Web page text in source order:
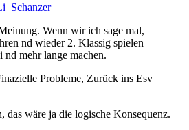
Wenn wir ich sage mal,
nd wieder 2. Klassig spielen
mehr lange machen.
Probleme, Zurück ins Esv
das wäre ja die logische Konsequenz.